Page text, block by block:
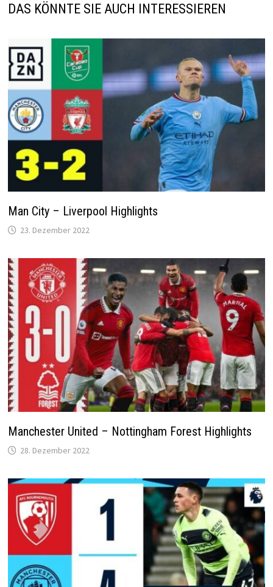
DAS KÖNNTE SIE AUCH INTERESSIEREN
Man City – Liverpool Highlights
23. Dezember 2022
Manchester United – Nottingham Forest Highlights
28. Dezember 2022